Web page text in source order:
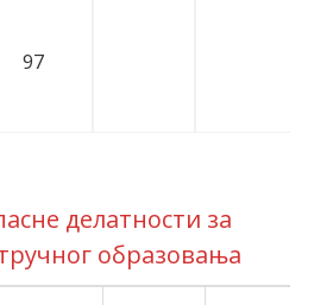
97
делатности за
образовања